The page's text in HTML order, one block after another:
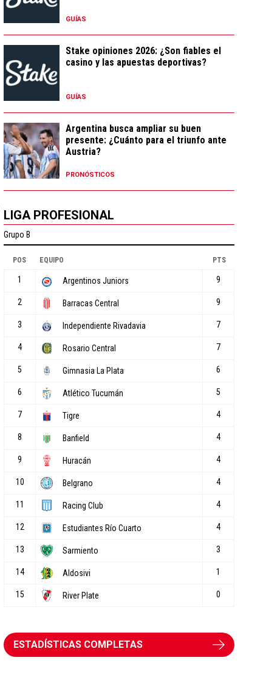
GUÍAS
Stake opiniones 2026: ¿Son fiables el
casino y las apuestas deportivas?
GUÍAS
Argentina busca ampliar su buen
presente: ¿Cuánto para el triunfo ante
Austria?
PRONÓSTICOS
LIGA PROFESIONAL
ESTADÍSTICAS COMPLETAS